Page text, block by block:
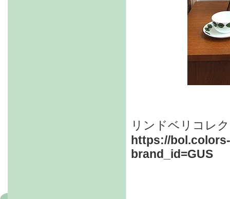
リンドベリコレ
https://
brand_id=GUS